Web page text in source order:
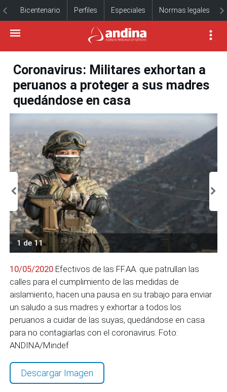
Bicentenario Perfiles Especiales Normas legales
Coronavirus: Militares exhortan a
peruanos a proteger a sus madres
quedándose en casa
1 de 11
10/05/2020 Efectivos de las FF.AA. que patrullan las
calles para el cumplimiento de las medidas de
aislamiento, hacen una pausa en su trabajo para enviar
un saludo a sus madres y exhortar a todos los
peruanos a cuidar de las suyas, quedándose en casa
para no contagiarlas con el coronavirus. Foto:
ANDINA/Mindef
Descargar Imagen